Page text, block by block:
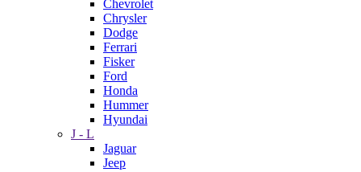
Chevrolet
Chrysler
Dodge
Ferrari
Fisker
Ford
Honda
Hummer
Hyundai
J - L
Jaguar
Jeep